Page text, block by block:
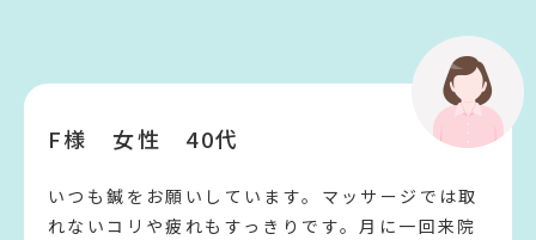
F様 女性 40代
いつも鍼をお願いしています。マッサージでは取
れないコリや疲れもすっきりです。月に一回来院